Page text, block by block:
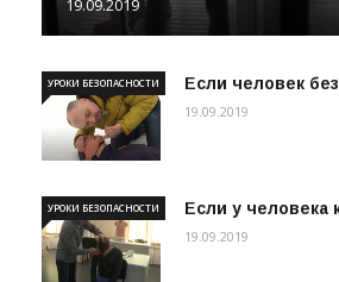
19.09.2019
Если человек
УРОКИ БЕЗОПАСНОСТИ
19.09.2019
Если у человека
УРОКИ БЕЗОПАСНОСТИ
19.09.2019